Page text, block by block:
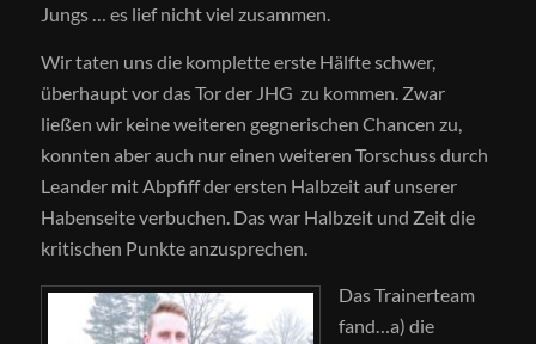
Jungs … es lief nicht viel zusammen.
Wir taten uns die komplette erste Hälfte schwer,
überhaupt vor das Tor der JHG zu kommen. Zwar
ließen wir keine weiteren gegnerischen Chancen zu,
konnten aber auch nur einen weiteren Torschuss durch
Leander mit Abpfiff der ersten Halbzeit auf unserer
Habenseite verbuchen. Das war Halbzeit und Zeit die
kritischen Punkte anzusprechen.
Das Trainerteam
fand…a) die